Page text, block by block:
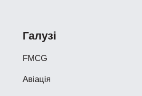
Галузі
FMCG
Авіація